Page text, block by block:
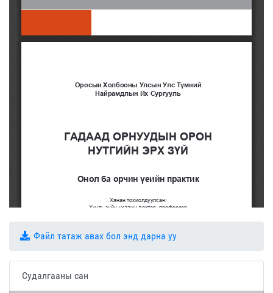
Файл татаж авах бол энд дарна уу
Судалгааны сан